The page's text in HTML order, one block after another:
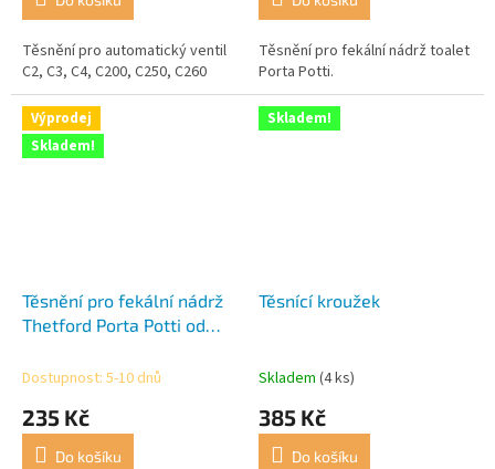
Těsnění pro automatický ventil
C2, C3, C4, C200, C250, C260
Těsnění pro fekální nádrž toalet
Porta Potti.
Výprodej
Skladem!
Těsnění pro fekální nádrž
Thetford Porta Potti od
Dostupnost: 5-10 dnů
235 Kč
Do košíku
Skladem!
Těsnící kroužek
Skladem (4 ks)
385 Kč
Do košíku